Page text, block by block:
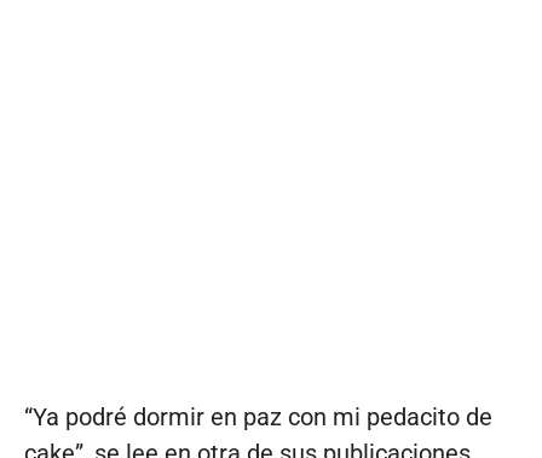
“Ya podré dormir en paz con mi pedacito de